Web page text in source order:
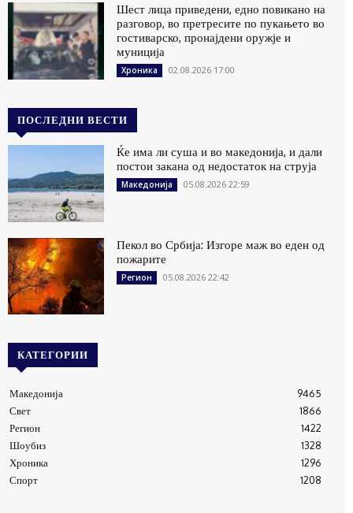
Шест лица приведени, едно повикано на
разговор, во претресите по пукањето во
гостиварско, пронајдени оружје и
муниција
Хроника 02.08.2026 17:00
ПОСЛЕДНИ ВЕСТИ
Ќе има ли суша и во македонија, и дали
постои закана од недостаток на струја
Македонија 05.08.2026 22:59
Пекол во Србија: Изгоре маж во еден од
пожарите
Регион 05.08.2026 22:42
КАТЕГОРИИ
Македонија
9465
Свет
1866
Регион
1422
Шоубиз
1328
Хроника
1296
Спорт
1208